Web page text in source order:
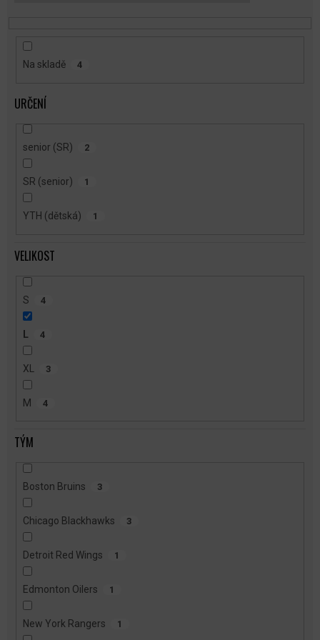
Na skladě 4
URČENÍ
senior (SR) 2
SR (senior) 1
YTH (dětská) 1
VELIKOST
S 4
L 4
XL 3
M 4
TÝM
Boston Bruins 3
Chicago Blackhawks 3
Detroit Red Wings 1
Edmonton Oilers 1
New York Rangers 1